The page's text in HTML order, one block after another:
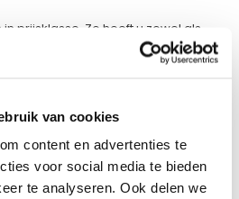
van cookies
content en advertenties te
voor social media te bieden
te analyseren. Ook delen we
prijsklasse. Zo heeft u zowel als
een uitgebreide keuze. Wilt u
temperatuurmeter?
modellen. Het verschil